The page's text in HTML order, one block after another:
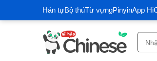
Hán tựBộ thủTừ vựngPinyinApp